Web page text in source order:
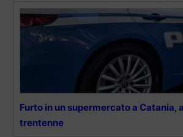
Furto in un supermercato a Catania,
trentenne